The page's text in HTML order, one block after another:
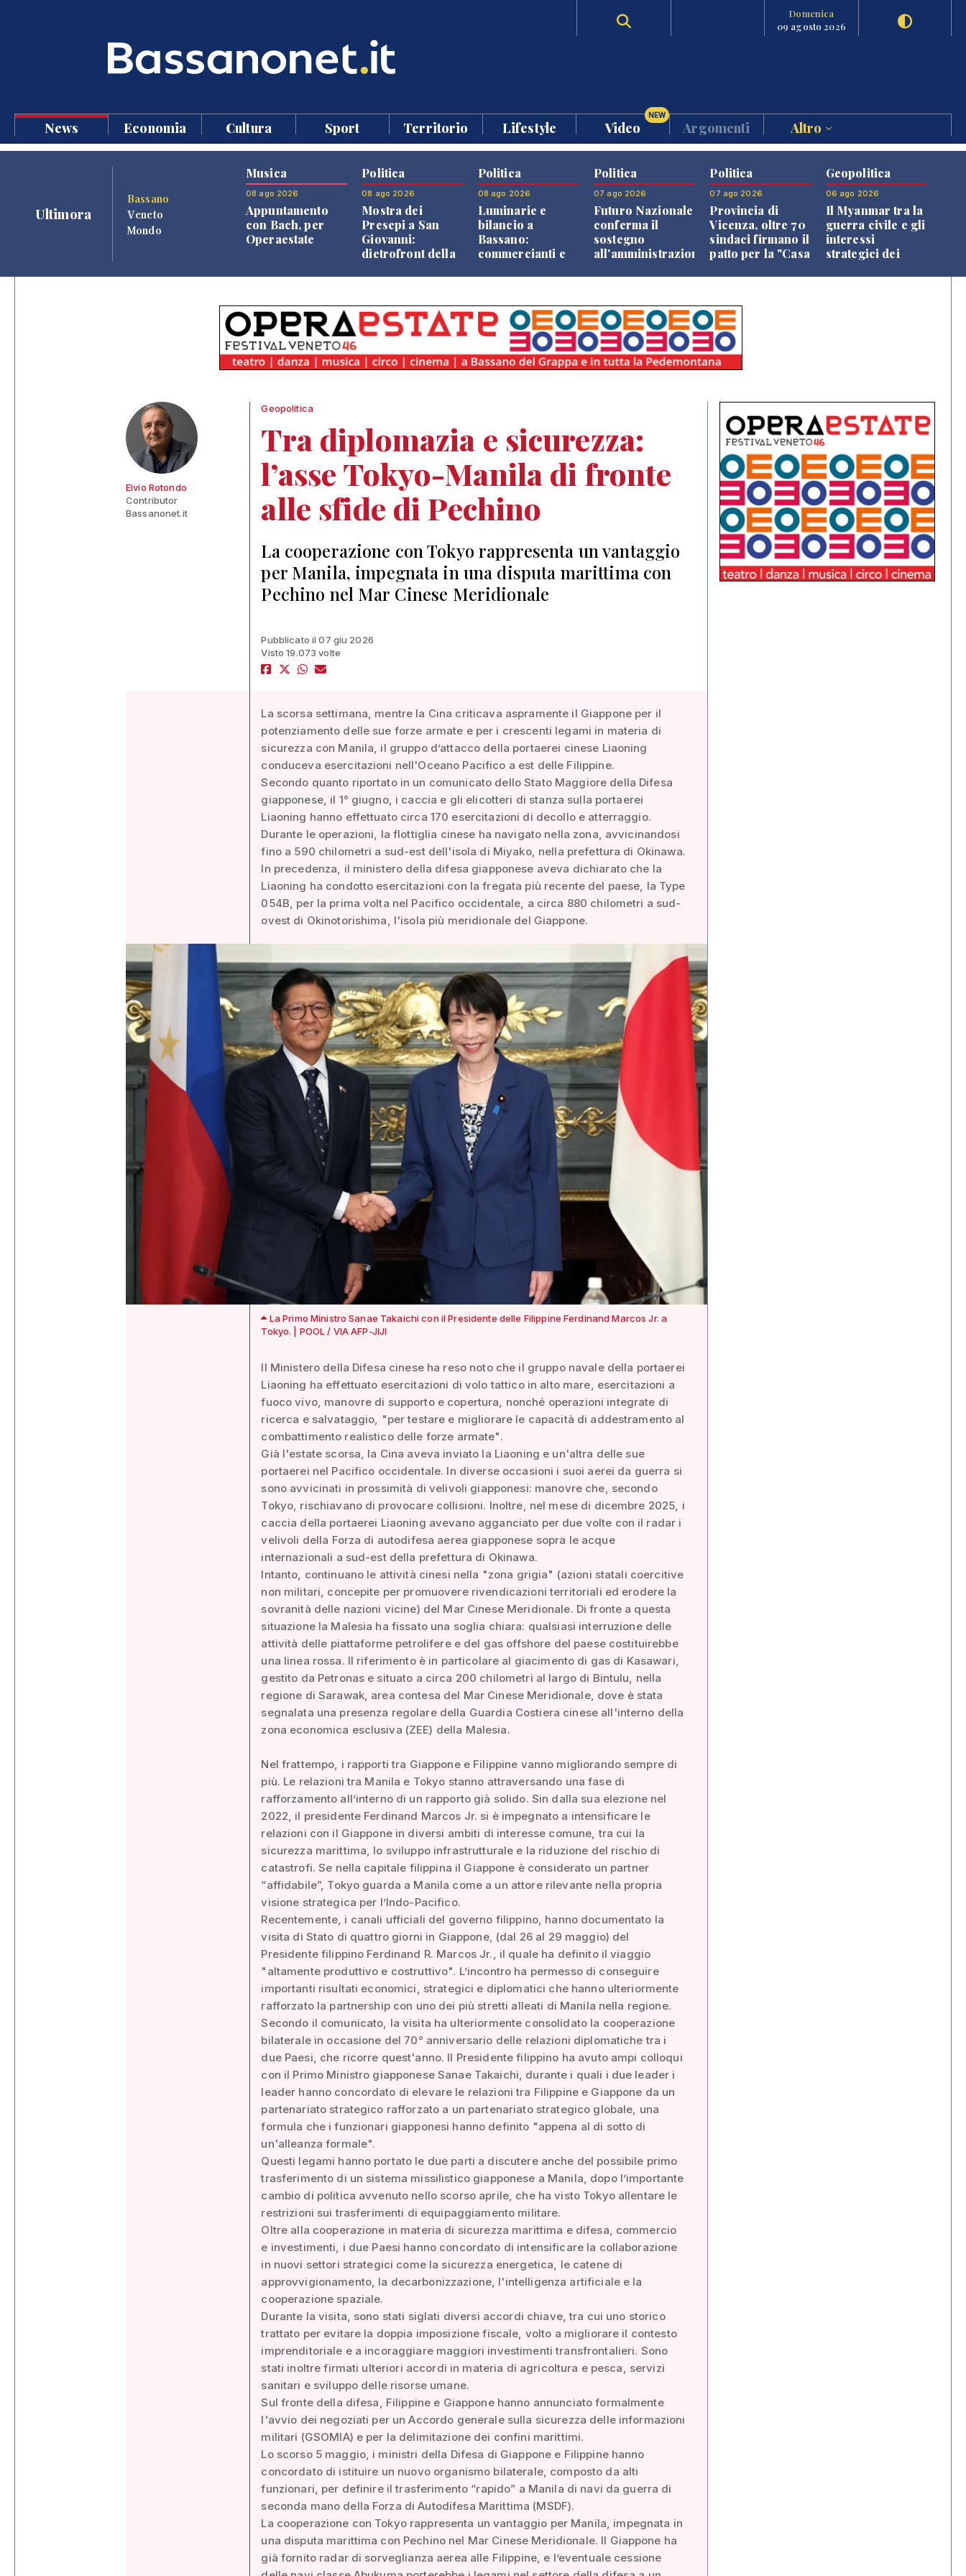
Domenica
09 agosto 2026
News Economia Cultura Sport Territorio Lifestyle Video
NEW
Argomenti Altro
Ultimora
Bassano
Veneto
Mondo
Musica
08 ago 2026
Appuntamento
con Bach, per
Operaestate
Politica
08 ago 2026
Mostra dei
Presepi a San
Giovanni:
dietrofront della
Politica
08 ago 2026
Luminarie e
bilancio a
Bassano:
commercianti e
Politica
07 ago 2026
Futuro Nazionale
conferma il
sostegno
all'amministrazione
Politica
07 ago 2026
Provincia di
Vicenza, oltre 70
sindaci firmano il
patto per la "Casa
Geopolitica
06 ago 2026
Il Myanmar tra la
guerra civile e gli
interessi
strategici dei
Elvio Rotondo
Contributor
Bassanonet.it
Geopolitica
Tra diplomazia e sicurezza:
l’asse Tokyo-Manila di fronte
alle sfide di Pechino
La cooperazione con Tokyo rappresenta un vantaggio
per Manila, impegnata in una disputa marittima con
Pechino nel Mar Cinese Meridionale
Pubblicato il 07 giu 2026
Visto 19.073 volte
La scorsa settimana, mentre la Cina criticava aspramente il Giappone per il
potenziamento delle sue forze armate e per i crescenti legami in materia di
sicurezza con Manila, il gruppo d’attacco della portaerei cinese Liaoning
conduceva esercitazioni nell'Oceano Pacifico a est delle Filippine.
Secondo quanto riportato in un comunicato dello Stato Maggiore della Difesa
giapponese, il 1° giugno, i caccia e gli elicotteri di stanza sulla portaerei
Liaoning hanno effettuato circa 170 esercitazioni di decollo e atterraggio.
Durante le operazioni, la flottiglia cinese ha navigato nella zona, avvicinandosi
fino a 590 chilometri a sud-est dell'isola di Miyako, nella prefettura di Okinawa.
In precedenza, il ministero della difesa giapponese aveva dichiarato che la
Liaoning ha condotto esercitazioni con la fregata più recente del paese, la Type
054B, per la prima volta nel Pacifico occidentale, a circa 880 chilometri a sud-
ovest di Okinotorishima, l'isola più meridionale del Giappone.
La Primo Ministro Sanae Takaichi con il Presidente delle Filippine Ferdinand Marcos Jr. a
Tokyo. | POOL / VIA AFP-JIJI
Il Ministero della Difesa cinese ha reso noto che il gruppo navale della portaerei
Liaoning ha effettuato esercitazioni di volo tattico in alto mare, esercitazioni a
fuoco vivo, manovre di supporto e copertura, nonché operazioni integrate di
ricerca e salvataggio, "per testare e migliorare le capacità di addestramento al
combattimento realistico delle forze armate".
Già l'estate scorsa, la Cina aveva inviato la Liaoning e un'altra delle sue
portaerei nel Pacifico occidentale. In diverse occasioni i suoi aerei da guerra si
sono avvicinati in prossimità di velivoli giapponesi: manovre che, secondo
Tokyo, rischiavano di provocare collisioni. Inoltre, nel mese di dicembre 2025, i
caccia della portaerei Liaoning avevano agganciato per due volte con il radar i
velivoli della Forza di autodifesa aerea giapponese sopra le acque
internazionali a sud-est della prefettura di Okinawa.
Intanto, continuano le attività cinesi nella "zona grigia" (azioni statali coercitive
non militari, concepite per promuovere rivendicazioni territoriali ed erodere la
sovranità delle nazioni vicine) del Mar Cinese Meridionale. Di fronte a questa
situazione la Malesia ha fissato una soglia chiara: qualsiasi interruzione delle
attività delle piattaforme petrolifere e del gas offshore del paese costituirebbe
una linea rossa. Il riferimento è in particolare al giacimento di gas di Kasawari,
gestito da Petronas e situato a circa 200 chilometri al largo di Bintulu, nella
regione di Sarawak, area contesa del Mar Cinese Meridionale, dove è stata
segnalata una presenza regolare della Guardia Costiera cinese all'interno della
zona economica esclusiva (ZEE) della Malesia.
Nel frattempo, i rapporti tra Giappone e Filippine vanno migliorando sempre di
più. Le relazioni tra Manila e Tokyo stanno attraversando una fase di
rafforzamento all’interno di un rapporto già solido. Sin dalla sua elezione nel
2022, il presidente Ferdinand Marcos Jr. si è impegnato a intensificare le
relazioni con il Giappone in diversi ambiti di interesse comune, tra cui la
sicurezza marittima, lo sviluppo infrastrutturale e la riduzione del rischio di
catastrofi. Se nella capitale filippina il Giappone è considerato un partner
“affidabile”, Tokyo guarda a Manila come a un attore rilevante nella propria
visione strategica per l’Indo-Pacifico.
Recentemente, i canali ufficiali del governo filippino, hanno documentato la
visita di Stato di quattro giorni in Giappone, (dal 26 al 29 maggio) del
Presidente filippino Ferdinand R. Marcos Jr., il quale ha definito il viaggio
"altamente produttivo e costruttivo". L’incontro ha permesso di conseguire
importanti risultati economici, strategici e diplomatici che hanno ulteriormente
rafforzato la partnership con uno dei più stretti alleati di Manila nella regione.
Secondo il comunicato, la visita ha ulteriormente consolidato la cooperazione
bilaterale in occasione del 70° anniversario delle relazioni diplomatiche tra i
due Paesi, che ricorre quest'anno. Il Presidente filippino ha avuto ampi colloqui
con il Primo Ministro giapponese Sanae Takaichi, durante i quali i due leader i
leader hanno concordato di elevare le relazioni tra Filippine e Giappone da un
partenariato strategico rafforzato a un partenariato strategico globale, una
formula che i funzionari giapponesi hanno definito "appena al di sotto di
un'alleanza formale".
Questi legami hanno portato le due parti a discutere anche del possibile primo
trasferimento di un sistema missilistico giapponese a Manila, dopo l’importante
cambio di politica avvenuto nello scorso aprile, che ha visto Tokyo allentare le
restrizioni sui trasferimenti di equipaggiamento militare.
Oltre alla cooperazione in materia di sicurezza marittima e difesa, commercio
e investimenti, i due Paesi hanno concordato di intensificare la collaborazione
in nuovi settori strategici come la sicurezza energetica, le catene di
approvvigionamento, la decarbonizzazione, l'intelligenza artificiale e la
cooperazione spaziale.
Durante la visita, sono stati siglati diversi accordi chiave, tra cui uno storico
trattato per evitare la doppia imposizione fiscale, volto a migliorare il contesto
imprenditoriale e a incoraggiare maggiori investimenti transfrontalieri. Sono
stati inoltre firmati ulteriori accordi in materia di agricoltura e pesca, servizi
sanitari e sviluppo delle risorse umane.
Sul fronte della difesa, Filippine e Giappone hanno annunciato formalmente
l'avvio dei negoziati per un Accordo generale sulla sicurezza delle informazioni
militari (GSOMIA) e per la delimitazione dei confini marittimi.
Lo scorso 5 maggio, i ministri della Difesa di Giappone e Filippine hanno
concordato di istituire un nuovo organismo bilaterale, composto da alti
funzionari, per definire il trasferimento “rapido” a Manila di navi da guerra di
seconda mano della Forza di Autodifesa Marittima (MSDF).
La cooperazione con Tokyo rappresenta un vantaggio per Manila, impegnata in
una disputa marittima con Pechino nel Mar Cinese Meridionale. Il Giappone ha
già fornito radar di sorveglianza aerea alle Filippine, e l’eventuale cessione